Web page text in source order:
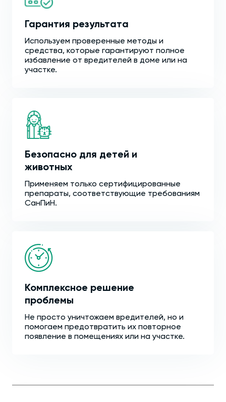
Гарантия результата
Используем проверенные методы и
средства, которые гарантируют полное
избавление от вредителей в доме или на
участке.
Безопасно для детей и
животных
Применяем только сертифицированные
препараты, соответствующие требованиям
СанПиН.
Комплексное решение
проблемы
Не просто уничтожаем вредителей, но и
помогаем предотвратить их повторное
появление в помещениях или на участке.